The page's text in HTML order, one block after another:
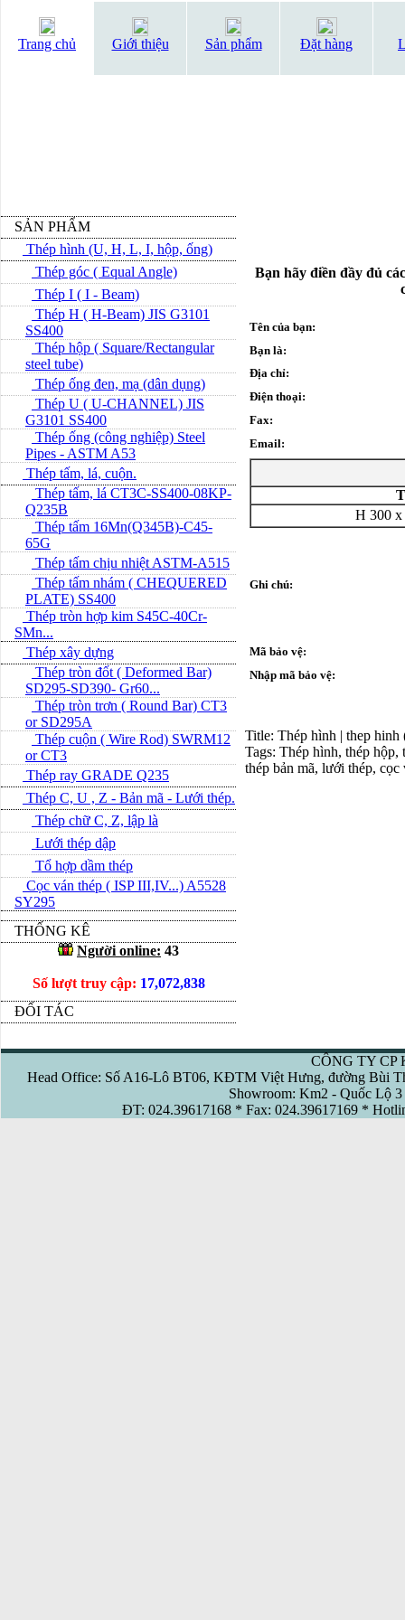
Trang chủ Giới thiệu Sản phẩm Đặt hàng
SẢN PHẨM
Thép hình (U, H, L, I, hộp, ống)
Thép góc ( Equal Angle)
Thép I ( I - Beam)
Thép H ( H-Beam) JIS G3101
SS400
Thép hộp ( Square/Rectangular
steel tube)
Thép ống đen, mạ (dân dụng)
Thép U ( U-CHANNEL) JIS
G3101 SS400
Thép ống (công nghiệp) Steel
Pipes - ASTM A53
Thép tấm, lá, cuộn.
Thép tấm, lá CT3C-SS400-08KP-
Q235B
Thép tấm 16Mn(Q345B)-C45-
65G
Thép tấm chịu nhiệt ASTM-A515
Thép tấm nhám ( CHEQUERED
PLATE) SS400
Thép tròn hợp kim S45C-40Cr-
SMn...
Thép xây dựng
Thép tròn đốt ( Deformed Bar)
SD295-SD390- Gr60...
Thép tròn trơn ( Round Bar) CT3
or SD295A
Thép cuộn ( Wire Rod) SWRM12
or CT3
Thép ray GRADE Q235
Thép C, U , Z - Bản mã - L­ưới thép.
Thép chữ C, Z, lập là
Lưới thép dập
Tổ hợp dầm thép
Cọc ván thép ( ISP III,IV...) A5528
SY295
THỐNG KÊ
Người online: 43
Số lượt truy cập: 17,072,838
ĐỐI TÁC
Bạn hãy điền đầy đủ
Tên của bạn:
Bạn là:
Địa chỉ:
Điện thoại:
Fax:
Email:
H 300 x
Ghi chú:
Mã bảo vệ:
Nhập mã bảo vệ:
Title: Thép hình | thep
Tags: Thép hình, thép hộp,
thép bản mã, lưới thép, cọc
CÔNG TY CP
Head Office: Số A16-Lô BT06, KĐTM Việt Hưng, đường Bùi
Showroom: Km2 - Quốc Lộ
ĐT: 024.39617168 * Fax: 024.39617169 *